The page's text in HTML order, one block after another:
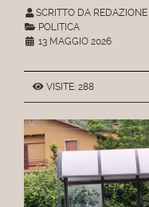
SCRITTO DA REDAZIONE
POLITICA
13 MAGGIO 2026
VISITE: 288